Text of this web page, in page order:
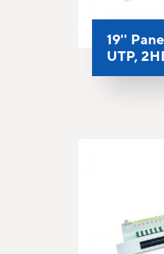
19''
UTP,